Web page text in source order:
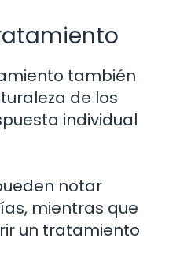
también
de los
individual
notar
mientras que
un tratamiento